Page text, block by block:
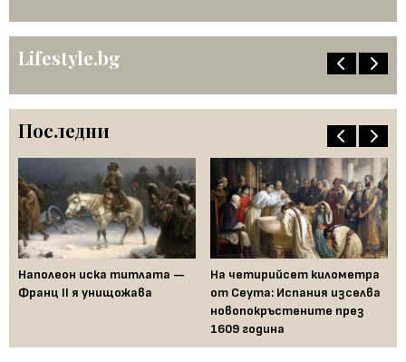
Lifestyle.bg
Последни
Наполеон иска титлата —
Франц II я унищожава
На четирийсет километра
от Сеута: Испания изселва
новопокръстените през
1609 година